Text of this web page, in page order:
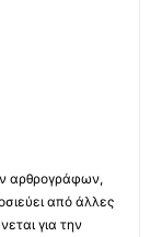
αρθρογράφων,
από άλλες
για την